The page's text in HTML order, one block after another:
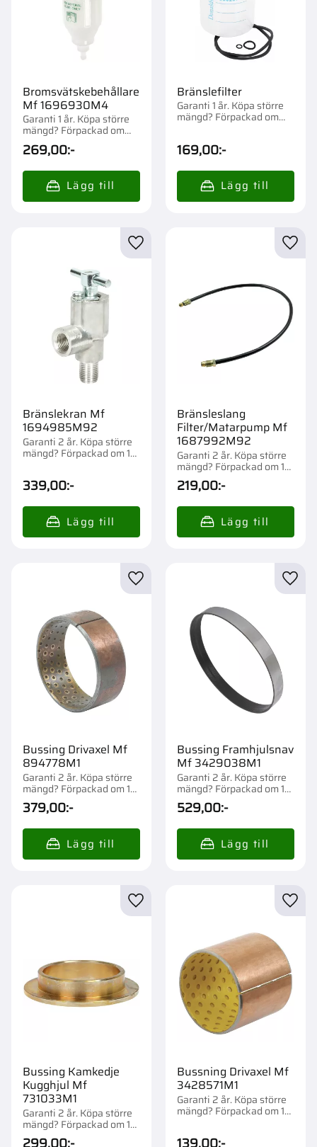
Bromsvätskebehållare
Mf 1696930M4
Garanti 1 år. Köpa större
mängd? Förpackad om
1/30 st.
269,00:-
Bränslefilter
Garanti 1 år. Köpa större
mängd? Förpackad om
169,00:-
Bränslekran Mf
1694985M92
Garanti 2 år. Köpa större
mängd? Förpackad om 1
339,00:-
Lägg till i favoriter
Bränsleslang
Filter/Matarpump Mf
1687992M92
Garanti 2 år. Köpa större
mängd? Förpackad om 1
st.
219,00:-
Bussing Drivaxel Mf
894778M1
Garanti 2 år. Köpa större
mängd? Förpackad om 1
st.
379,00:-
Lägg till i favoriter
Bussing Framhjulsnav
Mf 3429038M1
Garanti 2 år. Köpa större
mängd? Förpackad om 1
st.
529,00:-
Bussing Kamkedje
Kugghjul Mf
731033M1
Garanti 2 år. Köpa större
mängd? Förpackad om 1
st.
Lägg till i favoriter
Bussning Drivaxel Mf
3428571M1
Garanti 2 år. Köpa större
mängd? Förpackad om 1